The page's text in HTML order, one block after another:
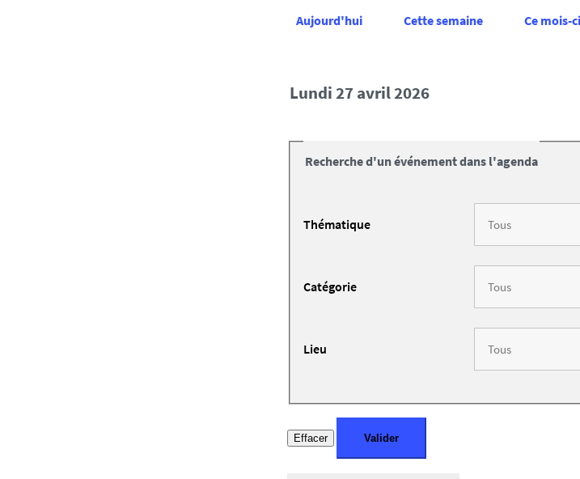
Aujourd'hui Cette semaine Ce mois-ci
lundi 27 avril 2026
Recherche d'un événement dans l'agenda
Thématique
Catégorie
Lieu